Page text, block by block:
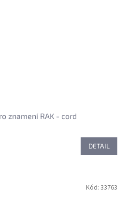
znamení RAK - cord
DETAIL
Kód: 33763